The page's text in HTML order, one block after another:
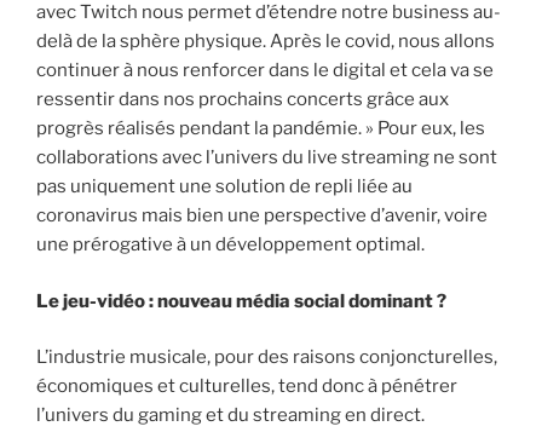
avec Twitch nous permet d’étendre notre business au-
delà de la sphère physique. Après le covid, nous allons
continuer à nous renforcer dans le digital et cela va se
ressentir dans nos prochains concerts grâce aux
progrès réalisés pendant la pandémie. » Pour eux, les
collaborations avec l’univers du live streaming ne sont
pas uniquement une solution de repli liée au
coronavirus mais bien une perspective d’avenir, voire
une prérogative à un développement optimal.
Le jeu-vidéo : nouveau média social dominant ?
L’industrie musicale, pour des raisons conjoncturelles,
économiques et culturelles, tend donc à pénétrer
l’univers du gaming et du streaming en direct.